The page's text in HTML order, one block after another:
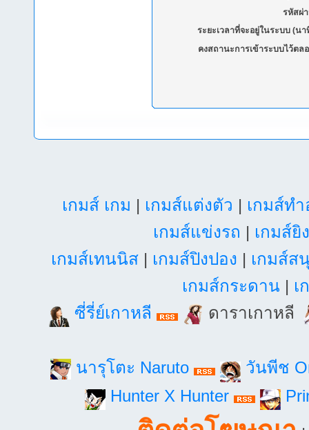
รหัสผ่
ระยะเวลาที่จะอยู่ในระบบ (นา
คงสถานะการเข้าระบบไว้ตล
เกมส์ เกม | เกมส์แต่งตัว | เกมส์ท
เกมส์แข่งรถ | เกมส์ยิ
เกมส์เทนนิส| เกมส์ปิงปอง | เกมส์ส
เกมส์กระดาน | เ
ซี่รี่ย์เกาหลี
ดาราเกาหลี
นารุโตะ Naruto
วันพีช
Hunter X Hunter